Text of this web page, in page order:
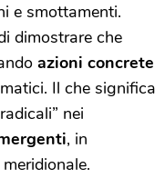
e smottamenti.
dimostrare che
azioni concrete
Il che significa
nei
, in